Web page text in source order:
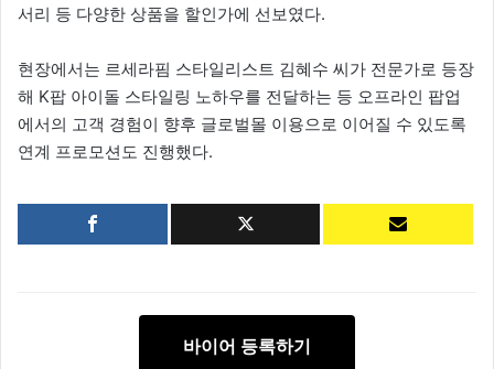
서리 등 다양한 상품을 할인가에 선보였다.
현장에서는 르세라핌 스타일리스트 김혜수 씨가 전문가로 등장
해 K팝 아이돌 스타일링 노하우를 전달하는 등 오프라인 팝업
에서의 고객 경험이 향후 글로벌몰 이용으로 이어질 수 있도록
연계 프로모션도 진행했다.
바이어 등록하기